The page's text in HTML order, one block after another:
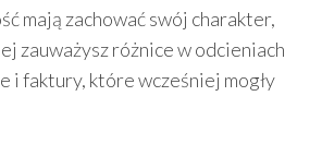
mają zachować swój charakter,
zauważysz różnice w odcieniach
i faktury, które wcześniej mogły